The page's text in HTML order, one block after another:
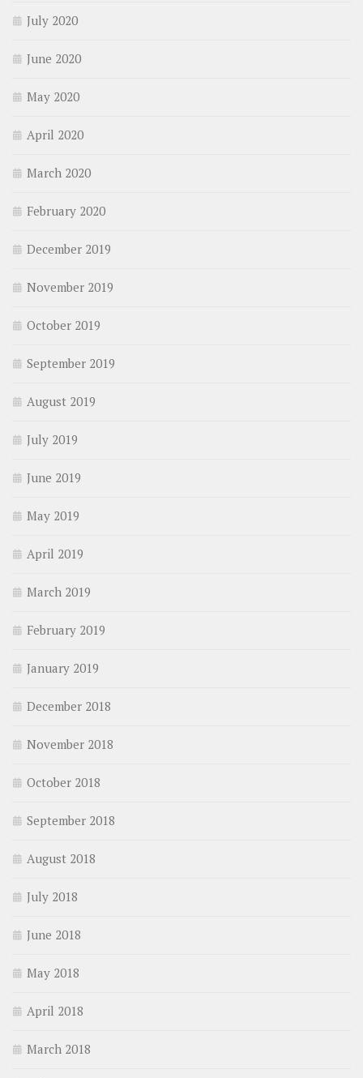
July 2020
June 2020
May 2020
April 2020
March 2020
February 2020
December 2019
November 2019
October 2019
September 2019
August 2019
July 2019
June 2019
May 2019
April 2019
March 2019
February 2019
January 2019
December 2018
November 2018
October 2018
September 2018
August 2018
July 2018
June 2018
May 2018
April 2018
March 2018